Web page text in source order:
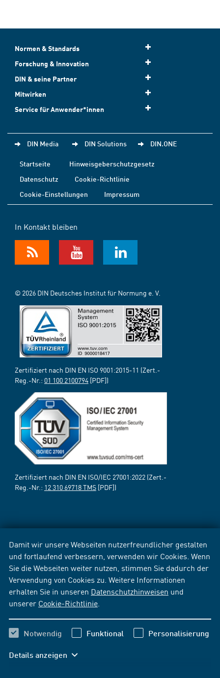
Damit wir unsere Webseiten nutzerfreundlicher gestalten
und fortlaufend verbessern, verwenden wir Cookies. Wenn
Sie die Webseiten weiter nutzen, stimmen Sie dadurch der
Verwendung von Cookies zu. Weitere Informationen
erhalten Sie in unseren Datenschutzhinweisen und
unserer Cookie-Richtlinie
Notwendig Funktional Personalisierung
Details anzeigen
Normen & Standards
Forschung & Innovation
DIN & seine Partner
Mitwirken
Service für Anwender*innen
DIN Media DIN Solutions DIN.ONE
Startseite
Hinweisgeberschutzgesetz
Datenschutz
Cookie-Richtlinie
Cookie-Einstellungen
Impressum
In Kontakt bleiben
© 2026 DIN Deutsches Institut für Normung e. V.
Zertifiziert nach DIN EN ISO 9001:2015-11 (Zert.-
Reg.-Nr.: 01 100 2100794 [PDF])
Zertifiziert nach DIN EN ISO/IEC 27001:2022 (Zert.-
Reg.-Nr.: 12 310 69718 TMS [PDF])